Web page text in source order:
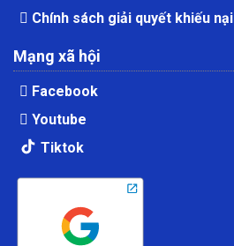
Chính sách giải quyết khiếu nại
Mạng xã hội
Facebook
Youtube
Tiktok